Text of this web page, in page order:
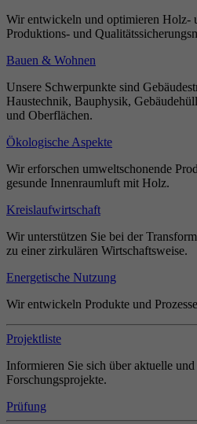
Wir entwickeln und optimieren Holz-
Produktions- und
Bauen & Wohnen
Unsere Schwerpunkte sind
Haustechnik, Bauphysik,
und Oberflächen.
Ökologische Aspekte
Wir erforschen umweltschonende
gesunde Innenraumluft mit Holz.
Kreislaufwirtschaft
Wir unterstützen Sie bei der
zu einer zirkulären Wirtschaftsweise.
Energetische Nutzung
Wir entwickeln Produkte und
Projektliste
Informieren Sie sich über aktuelle und
Forschungsprojekte.
Prüfung